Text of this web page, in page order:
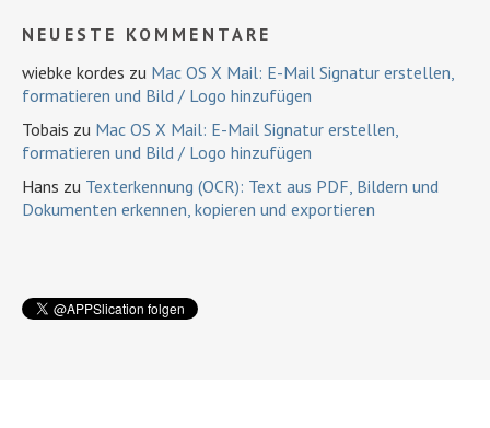
NEUESTE KOMMENTARE
wiebke kordes zu Mac OS X Mail: E-Mail Signatur erstellen,
formatieren und Bild / Logo hinzufügen
Tobais zu Mac OS X Mail: E-Mail Signatur erstellen,
formatieren und Bild / Logo hinzufügen
Hans zu Texterkennung (OCR): Text aus PDF, Bildern und
Dokumenten erkennen, kopieren und exportieren